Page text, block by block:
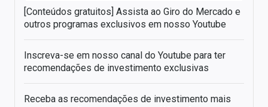
[Conteúdos gratuitos] Assista ao Giro do Mercado e
outros programas exclusivos em nosso Youtube
Inscreva-se em nosso canal do Youtube para ter
recomendações de investimento exclusivas
Receba as recomendações de investimento mais